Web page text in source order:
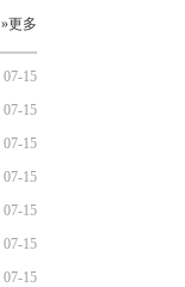
»更多
07-15
07-15
07-15
07-15
07-15
07-15
07-15